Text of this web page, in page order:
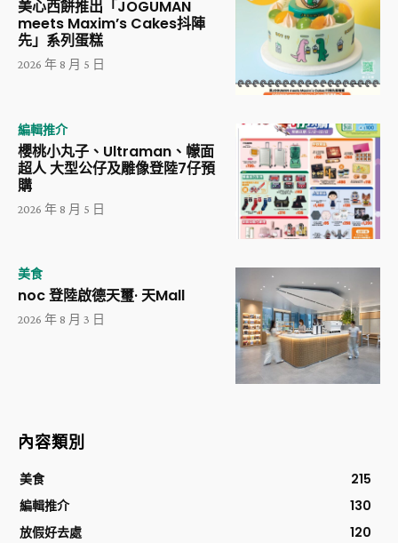
美心西餅推出「JOGUMAN
meets Maxim’s Cakes抖陣
先」系列蛋糕
2026 年 8 月 5 日
編輯推介
櫻桃小丸子、Ultraman、幪面
超人 大型公仔及雕像登陸7仔預
購
2026 年 8 月 5 日
美食
noc 登陸啟德天璽· 天Mall
2026 年 8 月 3 日
內容類別
美食
215
編輯推介
130
放假好去處
120